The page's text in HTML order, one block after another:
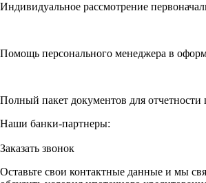
Индивидуальное рассмотрение
Помощь персонального менеджера в
Полный пакет документов для отчетности
Наши банки-партнеры:
Заказать звонок
Оставьте свои контактные данные и мы